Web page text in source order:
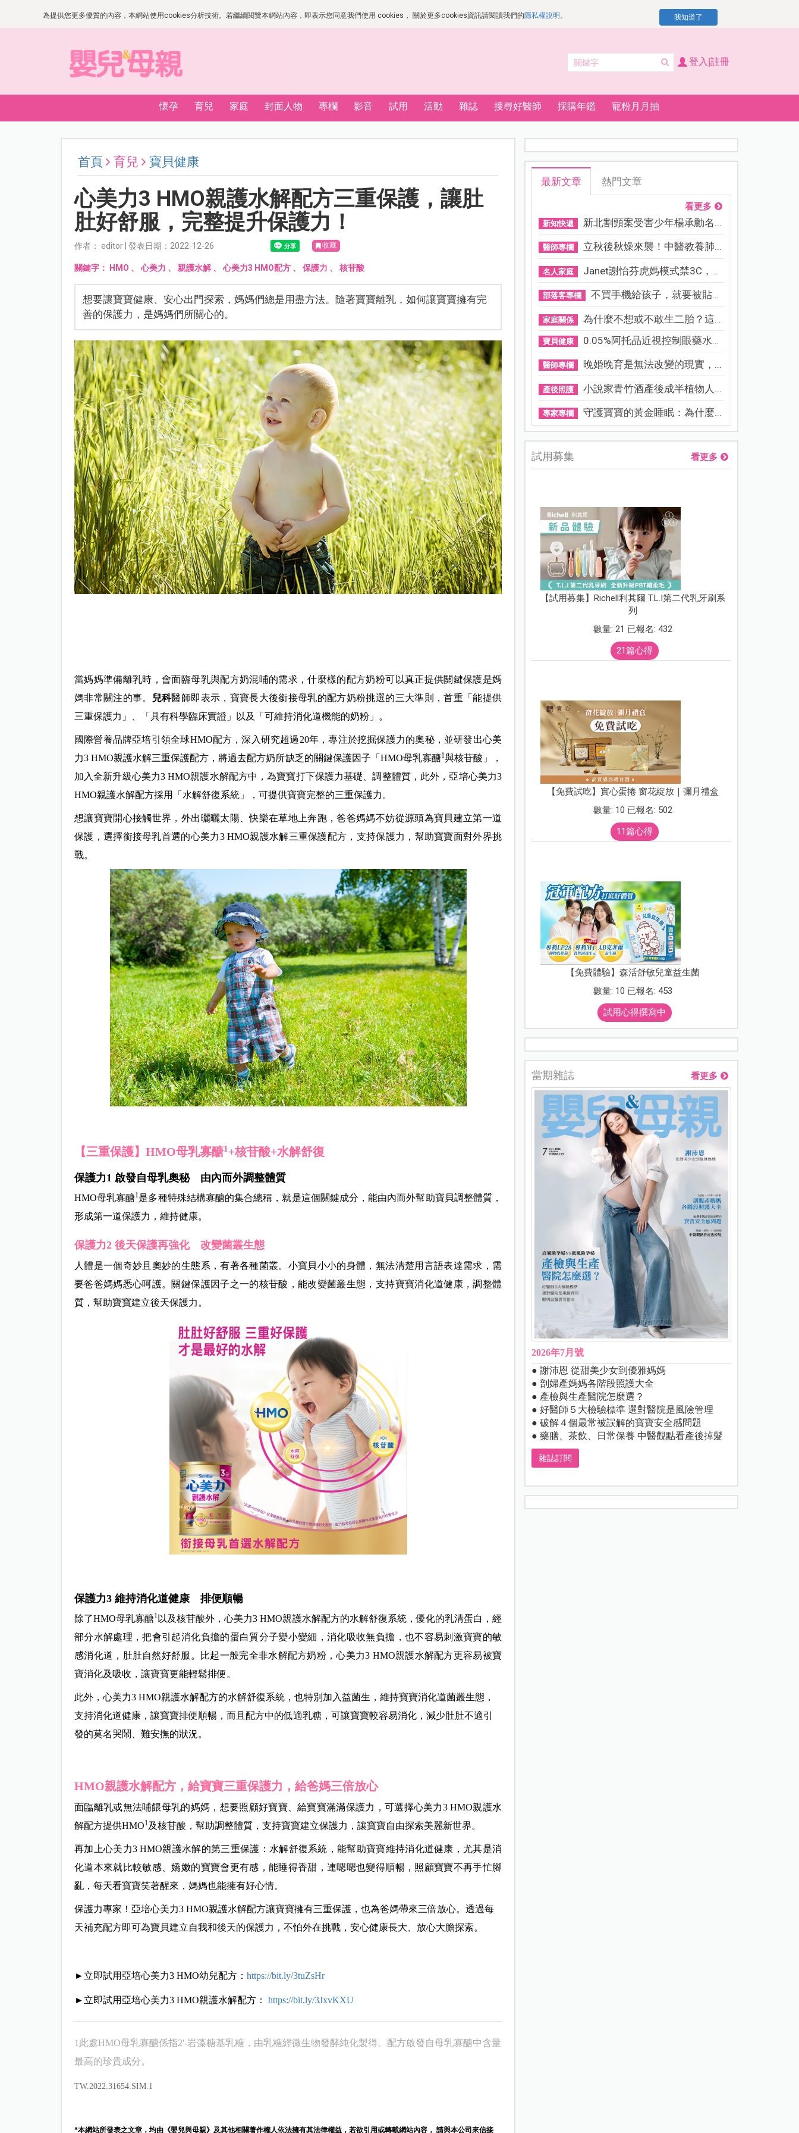
為提供您更多優質的內容，本網站使用cookies分析技術。若繼續閱覽本網站內容，即表示您同意我們使用 cookies， 關於更多cookies資訊請閱讀我們的隱私權說明 。 我知道了
登入|註冊
懷孕 育兒 家庭 封面人物 專欄 影音 試用 活動 雜誌 搜尋好醫師 採購年鑑 寵粉月月抽
首頁 育兒 寶貝健康
心美力3 HMO親護水解配方三重保護，讓肚
肚好舒服，完整提升保護力！
作者： editor | 發表日期：2022-12-26 收藏
關鍵字： HMO 、 心美力 、 親護水解、 心美力3 HMO配方、 保護力 、 核苷酸
想要讓寶寶健康、安心出門探索，媽媽們總是用盡方法。隨著寶寶離乳，如何讓寶寶擁有完
善的保護力，是媽媽們所關心的。
當媽媽準備離乳時，會面臨母乳與配方奶混哺的需求，什麼樣的配方奶粉可以真正提供關鍵保護是媽
媽非常關注的事。
兒科醫師即表示，寶寶長大後銜接母乳的配方奶粉挑選的三大準則，首重「能提供
三重保護力」、「具有科學臨床實證」以及「可維持消化道機能的奶粉」。
國際營養品牌亞培引領全球HMO配方，深入研究超過20年，專注於挖掘保護力的奧秘，並研發出心美
力3 HMO親護水解三重保護配方，將過去配方奶所缺乏的關鍵保護因子「 HMO母乳寡醣1與核苷酸」，
加入全新升級心美力3 HMO親護水解配方中，為寶寶打下保護力基礎、調整體質，此外，亞培心美力3
HMO親護水解配方採用「水解舒復系統」，可提供寶寶完整的三重保護力。
想讓寶寶開心接觸世界，外出曬曬太陽、快樂在草地上奔跑，爸爸媽媽不妨從源頭為寶貝建立第一道
保護，選擇銜接母乳首選的心美力3 HMO親護水解三重保護配方，支持保護力，幫助寶寶面對外界挑
戰。
【三重保護】HMO母乳寡醣1 +核苷酸+水解舒復
保護力1 啟發自母乳奧秘 由內而外調整體質
HMO母乳寡醣1是多種特殊結構寡醣的集合總稱，就是這個關鍵成分，能由內而外幫助寶貝調整體質，
形成第一道保護力，維持健康。
保護力2 後天保護再強化 改變菌叢生態
人體是一個奇妙且奧妙的生態系，有著各種菌叢。小寶貝小小的身體，無法清楚用言語表達需求，需
要爸爸媽媽悉心呵護。關鍵保護因子之一的核苷酸，能改變菌叢生態，支持寶寶消化道健康，調整體
質，幫助寶寶建立後天保護力。
保護力3 維持消化道健康 排便順暢
除了HMO母乳寡醣1 以及核苷酸外，心美力3 HMO親護水解配方的水解舒復系統，優化的乳清蛋白，經
部分水解處理，把會引起消化負擔的蛋白質分子變小變細，消化吸收無負擔，也不容易刺激寶寶的敏
感消化道，肚肚自然好舒服。比起一般完全非水解配方奶粉，心美力3 HMO親護水解配方更容易被寶
寶消化及吸收， 讓寶寶更能輕鬆排便。
此外，心美力3 HMO親護水解配方的水解舒復系統，也特別加入益菌生，維持寶寶消化道菌叢生態，
支持消化道健康，讓寶寶排便順暢，而且配方中的低適乳糖，可讓寶寶較容易消化，減少肚肚不適引
發的莫名哭鬧、難安撫的狀況。
HMO親護水解配方，給寶寶三重保護力，給爸媽三倍放心
面臨離乳或無法哺餵母乳的媽媽，想要照顧好寶寶、給寶寶滿滿保護力， 可選擇心美力3 HMO親護水
解配方提供HMO1及核苷酸 ，幫助調整體質，支持寶寶建立保護力，讓寶寶自由探索美麗新世界。
再加上心美力3 HMO親護水解的第三重保護：水解舒復系統，能幫助寶寶維持消化道健康 ，尤其是消
化道本來就比較敏感、嬌嫩的寶寶會更有感， 能睡得香甜 ，連嗯嗯也變得順暢，照顧寶寶不再手忙腳
亂，每天看寶寶笑著醒來，媽媽也能擁有好心情。
保護力專家！亞培心美力3 HMO親護水解配方讓寶寶擁有三重保護，也為爸媽帶來三倍放心。透過每
天補充配方即可為寶貝建立自我和後天的保護力， 不怕外在挑戰，安心健康長大、放心大膽探索。
►立即試用亞培心美力3 HMO幼兒配方： https://bit.ly/3tuZsHr
►立即試用亞培心美力3 HMO親護水解配方： https://bit.ly/3JxvKXU
1 此處HMO母乳寡醣係指2'-岩藻糖基乳糖，由乳糖經微生物發酵純化製得。配方啟發自母乳寡醣中含量
最高的珍貴成分。
TW.2022.31654.SIM.1
*本網站所發表之文章，均由《嬰兒與母親》及其他相關著作權人依法擁有其法律權益，若欲引用或轉載網站內容， 請與本公司來信接
最新文章 熱門文章
看更多
新知快遞 新北割頸案受害少年楊承勳名...
醫師專欄 立秋後秋燥來襲！中醫教養肺...
名人家庭 Janet謝怡芬虎媽模式禁3C，看...
部落客專欄 不買手機給孩子，就要被貼「...
家庭關係 為什麼不想或不敢生二胎？這8...
寶貝健康 0.05%阿托品近視控制眼藥水納...
醫師專欄 晚婚晚育是無法改變的現實，...
產後照護 小說家青竹酒產後成半植物人...
專家專欄 守護寶寶的黃金睡眠：為什麼...
試用募集 看更多
【試用募集】Richell利其爾 T.L.I第二代乳牙刷系
列
數量: 21 已報名: 432
21篇心得
【免費試吃】實心蛋捲 窗花綻放｜彌月禮盒
數量: 10 已報名: 502
11篇心得
【免費體驗】森活舒敏兒童益生菌
數量: 10 已報名: 453
試用心得撰寫中
當期雜誌 看更多
2026年7月號
● 謝沛恩 從甜美少女到優雅媽媽
● 剖婦產媽媽各階段照護大全
● 產檢與生產醫院怎麼選？
● 好醫師５大檢驗標準 選對醫院是風險管理
● 破解４個最常被誤解的寶寶安全感問題
● 藥膳、茶飲、日常保養 中醫觀點看產後掉髮
雜誌訂閱